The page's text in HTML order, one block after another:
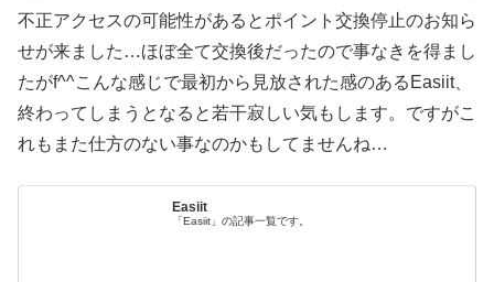
不正アクセスの可能性があるとポイント交換停止のお知ら
せが来ました…ほぼ全て交換後だったので事なきを得まし
たがf^^こんな感じで最初から見放された感のあるEasiit、
終わってしまうとなると若干寂しい気もします。ですがこ
れもまた仕方のない事なのかもしてませんね…
Easiit
「Easiit」の記事一覧です。